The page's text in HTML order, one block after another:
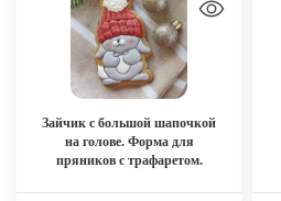
Зайчик с большой шапочкой
на голове​. Форма для
пряников с трафаретом.